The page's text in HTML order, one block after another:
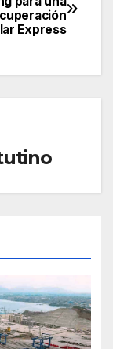
Express